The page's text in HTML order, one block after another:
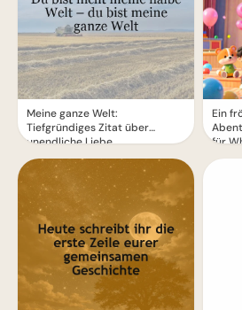
Meine ganze Welt:
Tiefgründiges Zitat über
unendliche Liebe
Ein
für